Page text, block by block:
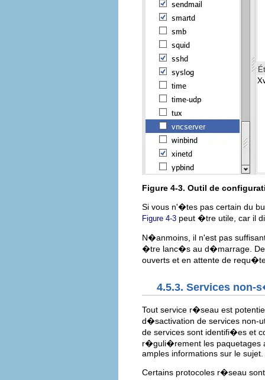
Figure 4-3. Outil de
Si vous n'�tes pas certain du
Figure 4-3 peut �tre utile, car il
N�anmoins, il n'est pas
�tre lanc�s au d�marrage. De
ouverts et en attente de
4.5.3. Services
Tout service r�seau est
d�sactivation de services non-
de services sont identifi�es et
r�guli�rement les
amples informations sur le sujet.
Certains protocoles r�seau